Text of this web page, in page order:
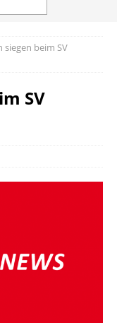
siegen beim SV
SV